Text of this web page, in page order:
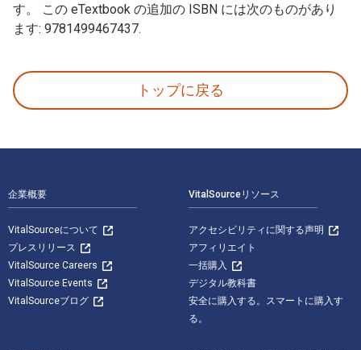
す。 この eTextbook の追加の ISBN には次のものがあり
ます: 9781499467437.
トップに戻る
企業概要
VitalSourceについて
プレスリリース
VitalSource Careers
VitalSource Events
VitalSourceブログ
VitalSourceリソース
アクセシビリティに関する声明
アフィリエイト
一括購入
デジタル教科書
安全に購入する。スマートに購入す
る。